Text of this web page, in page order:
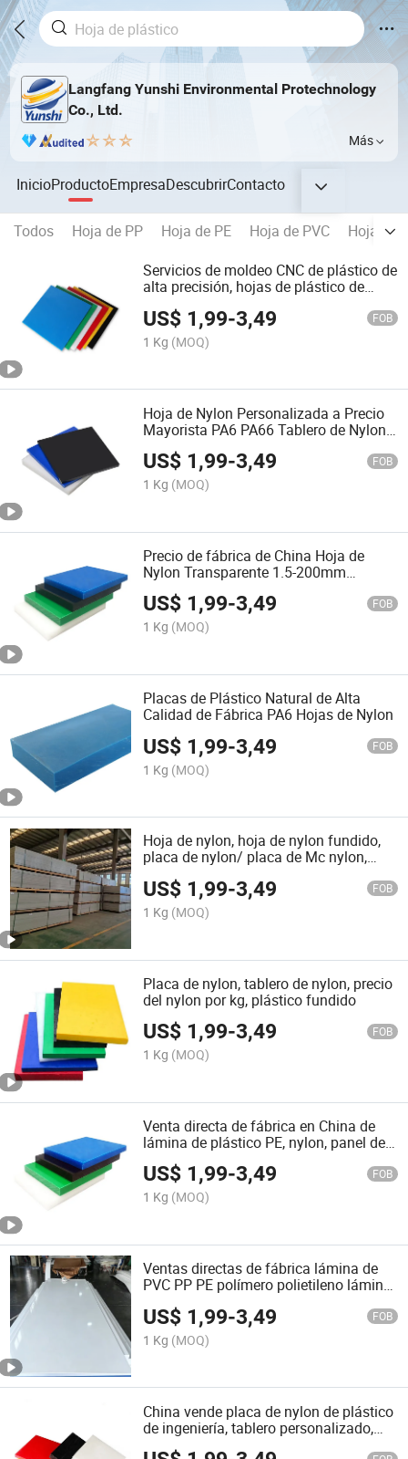
Langfang Yunshi Environmental Protechnology
Co., Ltd.
Más
InicioProductoEmpresaDescubrirContacto
Todos Hoja de PP Hoja de PE Hoja de PVC
Hoja de
Servicios de moldeo CNC de plástico de
alta precisión, hojas de plástico de
US$ 1,99-3,49 FOB
1 Kg (MOQ)
Hoja de Nylon Personalizada a Precio
Mayorista PA6 PA66 Tablero de Nylon
Mc Hojas de Plástico
US$ 1,99-3,49 FOB
1 Kg (MOQ)
Precio de fábrica de China Hoja de
Nylon Transparente 1.5-200mm
Resistente a Alta Temperatura PA6
US$ 1,99-3,49 FOB
1 Kg (MOQ)
Placas de Plástico Natural de Alta
Calidad de Fábrica PA6 Hojas de Nylon
US$ 1,99-3,49 FOB
1 Kg (MOQ)
Hoja de nylon, hoja de nylon fundido,
placa de nylon/ placa de Mc nylon,
precio del nylon por kg
US$ 1,99-3,49 FOB
1 Kg (MOQ)
Placa de nylon, tablero de nylon, precio
del nylon por kg, plástico fundido
US$ 1,99-3,49 FOB
1 Kg (MOQ)
Venta directa de fábrica en China de
lámina de plástico PE, nylon, panel de
PP y tablero de nylon
US$ 1,99-3,49 FOB
1 Kg (MOQ)
Ventas directas de fábrica lámina de
PVC PP PE polímero polietileno lámina
US$ 1,99-3,49 FOB
1 Kg (MOQ)
China vende placa de nylon de plástico
de ingeniería, tablero personalizado,
tabla de cortar de nylon